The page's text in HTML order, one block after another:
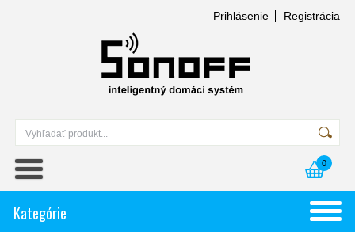
Prihlásenie Registrácia
0
Kategórie